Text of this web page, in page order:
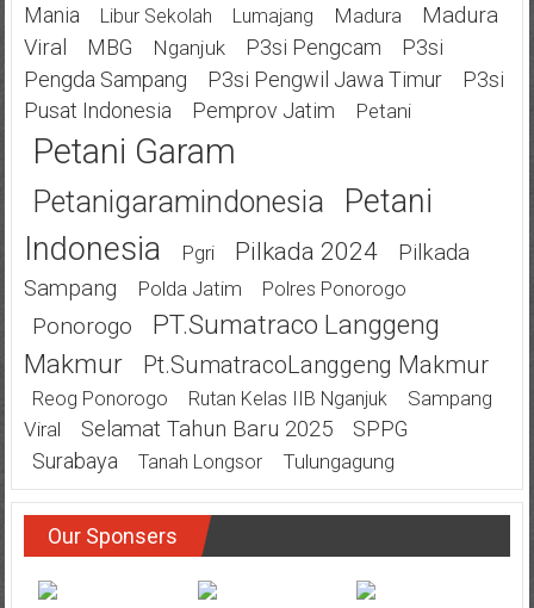
Mania
Libur Sekolah Lumajang Madura
Madura
Viral
MBG Nganjuk P3si Pengcam
P3si
Pengda Sampang
P3si Pengwil Jawa Timur
P3si
Pusat Indonesia
Pemprov Jatim Petani
Petani Garam
Petanigaramindonesia
Petani
Indonesia
Pgri Pilkada 2024
Pilkada
Sampang
Polda Jatim Polres Ponorogo
Ponorogo
PT.Sumatraco Langgeng
Makmur
Pt.SumatracoLanggeng Makmur
Reog Ponorogo Rutan Kelas IIB Nganjuk
Sampang
Viral
Selamat Tahun Baru 2025
SPPG
Surabaya
Tanah Longsor Tulungagung
Our Sponsers